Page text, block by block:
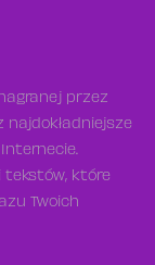
przez
najdokładniejsze
tekstów, które
Twoich